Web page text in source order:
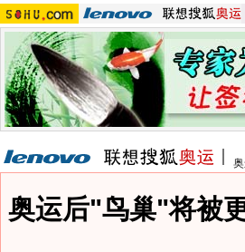
奥运后"鸟巢"将被